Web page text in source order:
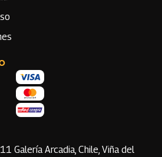
Galería Arcadia, Chile, Viña del